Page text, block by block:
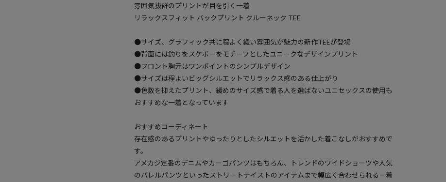
雰囲気抜群のプリントが目を引く一着
リラックスフィット バックプリント クルーネック TEE
●サイズ、グラフィック共に程よく緩い雰囲気が魅力の新作TEEが登場
●背面には釣りをスケボーをモチーフとしたユニークなデザインプリント
●フロント胸元はワンポイントのシンプルデザイン
●サイズは程よいビッグシルエットでリラックス感のある仕上がり
●色数を抑えたプリント、緩めのサイズ感で着る人を選ばないユニセックスの使用も
おすすめな一着となっています
おすすめコーディネート
存在感のあるプリントやゆったりとしたシルエットを活かした着こなしがおすすめで
す。
アメカジ定番のデニムやカーゴパンツはもちろん、トレンドのワイドショーツや人気
のバレルパンツといったストリートテイストのアイテムまで幅広く合わせられる一着